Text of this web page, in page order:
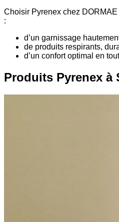
Choisir Pyrenex chez DORMAE
:
d’un garnissage
de produits respirants,
d’un confort optimal en
Produits Pyrenex à